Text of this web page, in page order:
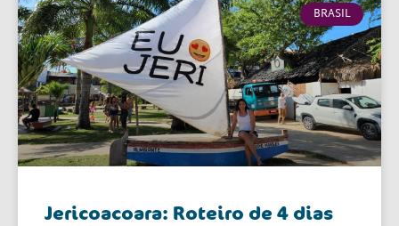
BRASIL
Jericoacoara: Roteiro de 4 dias